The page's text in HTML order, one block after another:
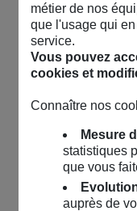
métier de nos
que l'usage qui
service.
Vous pouvez
cookies et
Connaître nos
Mesure
statistiques
que vous
auprès de